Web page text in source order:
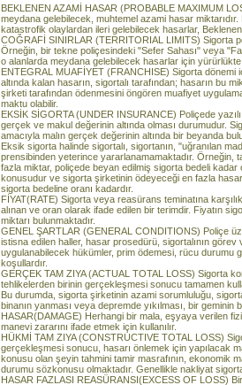
BEKLENEN AZAMİ HASAR (PROBABLE MAXIMUM
meydana gelebilecek, muhtemel azami hasar
katastrofik olaylardan ileri gelebilecek hasarlar, Beklenen
COĞRAFİ SINIRLAR (TERRITORIAL LIMITS) Sigorta
Örneğin, bir tekne poliçesindeki "Sefer Sahası" veya
o alanlarda meydana gelebilecek hasarlar için yürürlükte
ENTEGRAL MUAFİYET (FRANCHISE) Sigorta dönemi
altında kalan hasarın, sigortalı tarafından; hasarın bu
şirketi tarafından ödenmesini öngören muafiyet
maktu olabilir.
EKSİK SİGORTA (UNDER INSURANCE) Poliçede
gerçek ve makul değerinin altında olması durumudur.
amacıyla malın gerçek değerinin altında bir beyanda
Eksik sigorta halinde sigortalı, sigortanın, "uğranılan
prensibinden yeterince yararlanamamaktadır. Örneğin,
fazla miktar, poliçede beyan edilmiş sigorta bedeli kadar
konusudur ve sigorta şirketinin ödeyeceği en fazla
sigorta bedeline oranı kadardır.
FİYAT(RATE) Sigorta veya reasürans teminatına
alınan ve oran olarak ifade edilen bir terimdir. Fiyatın
miktarı bulunmaktadır.
GENEL ŞARTLAR (GENERAL CONDITIONS) Poliçe
istisna edilen haller, hasar prosedürü, sigortalının
uygulanabilecek hükümler, prim ödemesi, rücu durumu
koşullardır.
GERÇEK TAM ZIYA (ACTUAL TOTAL LOSS) Sigorta
tehlikelerden birinin gerçekleşmesi sonucu tamamen
Bu durumda, sigorta şirketinin azami sorumluluğu,
binanın yanması veya depremde yıkılması, bir geminin
HASAR(DAMAGE) Herhangi bir mala, eşyaya verilen
manevi zararını ifade etmek için kullanılır.
HÜKMİ TAM ZIYA (CONSTRUCTIVE TOTAL LOSS)
gerçekleşmesi sonucu, hasarı önlemek için yapılacak
konusu olan şeyin tahmini tamir masrafının, ekonomik
durumu sözkonusu olmaktadır. Genellikle nakliyat
HASAR FAZLASI REASÜRANSI(EXCESS OF LOSS)